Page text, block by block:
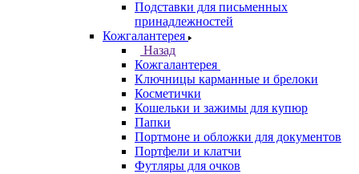
Подставки для письменных
принадлежностей
Кожгалантерея
Назад
Кожгалантерея
Ключницы карманные и брелоки
Косметички
Кошельки и зажимы для купюр
Папки
Портмоне и обложки для документов
Портфели и клатчи
Футляры для очков